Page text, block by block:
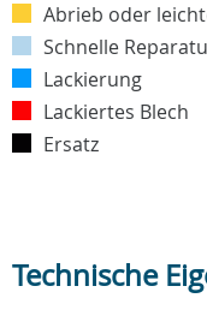
Abrieb oder
Schnelle
Lackierung
Lackiertes Blech
Ersatz
Technische